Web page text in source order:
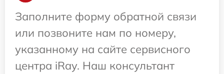
Заполните форму обратной связи
или позвоните нам по номеру,
указанному на сайте сервисного
центра iRay. Наш консультант